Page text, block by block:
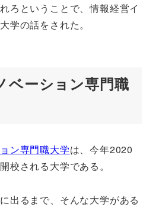
ろということで、情報経営イ
学の話をされた。
ベーション専門職
ン専門職大学は、今年2020
校される大学である。
出るまで、そんな大学がある